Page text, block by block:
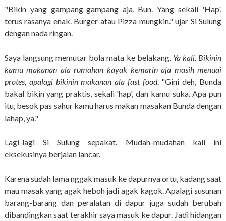
"Bikin yang gampang-gampang aja, Bun. Yang sekali 'Hap',
terus rasanya enak. Burger atau Pizza mungkin." ujar Si Sulung
dengan nada ringan.
Saya langsung memutar bola mata ke belakang. Ya kali. Bikinin
kamu makanan ala rumahan kayak kemarin aja masih menuai
protes, apalagi bikinin makanan ala fast food. "Gini deh, Bunda
bakal bikin yang praktis, sekali 'hap', dan kamu suka. Apa pun
itu, besok pas sahur kamu harus makan masakan Bunda dengan
lahap, ya."
Lagi-lagi Si Sulung sepakat. Mudah-mudahan kali ini
eksekusinya berjalan lancar.
Karena sudah lama nggak masuk ke dapurnya ortu, kadang saat
mau masak yang agak heboh jadi agak kagok. Apalagi susunan
barang-barang dan peralatan di dapur juga sudah berubah
dibandingkan saat terakhir saya masuk ke dapur. Jadi hidangan